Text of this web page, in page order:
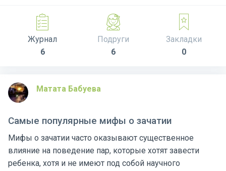
Журнал
6
Подруги
6
Закладки
0
Матата Бабуева
Самые популярные мифы о зачатии
Мифы о зачатии часто оказывают существенное
влияние на поведение пар, которые хотят завести
ребенка, хотя и не имеют под собой научного